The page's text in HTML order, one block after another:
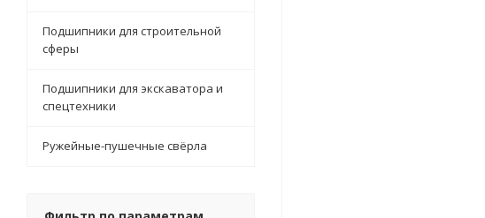
Подшипники для строительной
сферы
Подшипники для экскаватора и
спецтехники
Ружейные-пушечные свёрла